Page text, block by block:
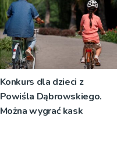
Konkurs dla dzieci z
Powiśla Dąbrowskiego.
Można wygrać kask